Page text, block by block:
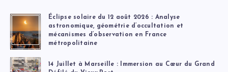
Éclipse solaire du 12 août 2026 : Analyse
astronomique, géométrie d’occultation et
mécanismes d’observation en France
métropolitaine
14 Juillet à Marseille : Immersion au Cœur du Grand